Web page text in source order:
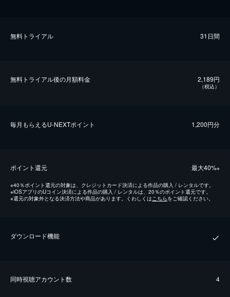
無料トライアル 31日間
無料トライアル後の⽉額料金 2,189円
（税込）
毎⽉もらえるU-NEXTポイント 1,200円分
ポイント還元 最⼤40%※
※40％ポイント還元の対象は、クレジットカード決済による作品の購入 / レンタルです。
※iOSアプリのUコイン決済による作品の購入 / レンタルは、20％のポイント還元です。
※還元の対象外となる決済方法や商品があります。くわしくはこちらをご確認ください。
ダウンロード機能
同時視聴アカウント数 4